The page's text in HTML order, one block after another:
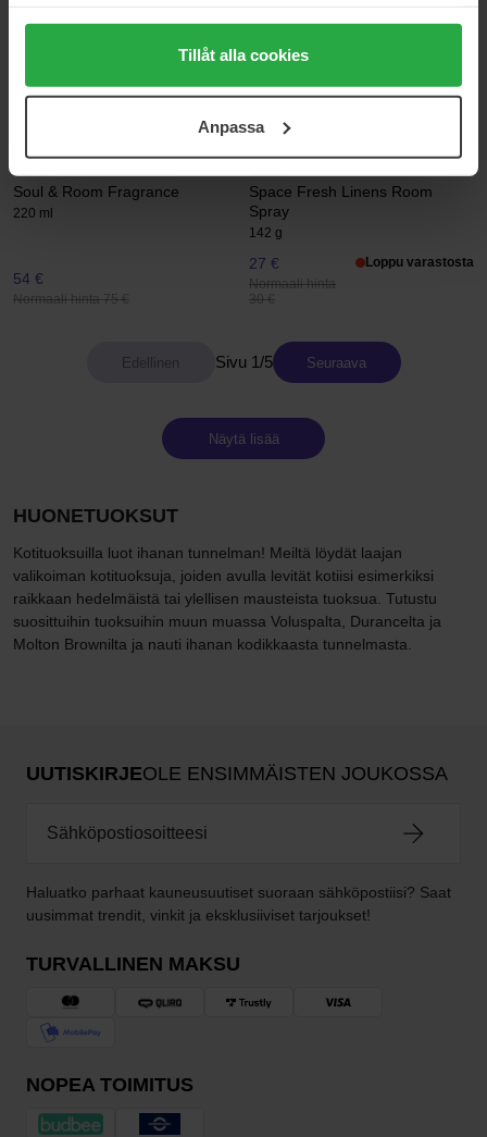
Genom att trycka på "Tillåt alla cookies" accepterar du
alla cookies, medan du under "Detaljer" kan anpassa
användningen av cookies. Du kan när som helst återkalla
samt vår Integritetspolicy.
Tillåt alla cookies
Anpassa
Air Freshener
Normaali hinta 16 €
Babor
Soul & Room Fragrance
220 ml
54 €
Normaali hinta 75 €
Clean
Space Fresh Linens Room
Spray
142 g
27 €
Normaali hinta
30 €
Loppu varastosta
Sivu 1/5 Seuraava
Näytä lisää
HUONETUOKSUT
Kotituoksuilla luot ihanan tunnelman! Meiltä löydät laajan
valikoiman kotituoksuja, joiden avulla levität kotiisi esimerkiksi
raikkaan hedelmäistä tai ylellisen mausteista tuoksua. Tutustu
suosittuihin tuoksuihin muun muassa Voluspalta, Durancelta ja
Molton Brownilta ja nauti ihanan kodikkaasta tunnelmasta.
UUTISKIRJEOLE ENSIMMÄISTEN JOUKOSSA
Haluatko parhaat kauneusuutiset suoraan sähköpostiisi? Saat
uusimmat trendit, vinkit ja eksklusiiviset tarjoukset!
TURVALLINEN MAKSU
NOPEA TOIMITUS